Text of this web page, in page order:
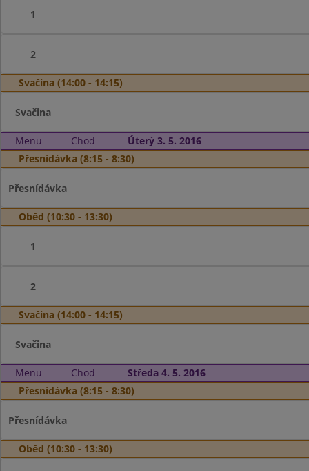
1
2
Svačina (14:00 - 14:15)
Svačina
Menu Chod
Úterý 3. 5. 2016
Přesnídávka (8:15 - 8:30)
Přesnídávka
Oběd (10:30 - 13:30)
1
2
Svačina (14:00 - 14:15)
Svačina
Menu Chod
Středa 4. 5. 2016
Přesnídávka (8:15 - 8:30)
Přesnídávka
Oběd (10:30 - 13:30)